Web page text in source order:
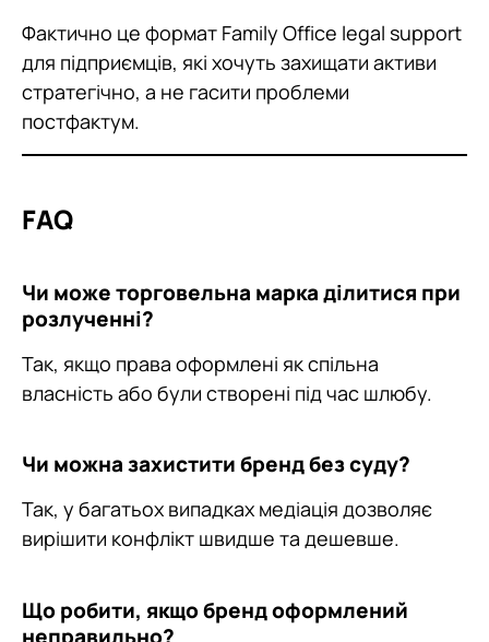
Фактично це формат Family Office legal support
для підприємців, які хочуть захищати активи
стратегічно, а не гасити проблеми
постфактум.
FAQ
Чи може торговельна марка ділитися при
розлученні?
Так, якщо права оформлені як спільна
власність або були створені під час шлюбу.
Чи можна захистити бренд без суду?
Так, у багатьох випадках медіація дозволяє
вирішити конфлікт швидше та дешевше.
Що робити, якщо бренд оформлений